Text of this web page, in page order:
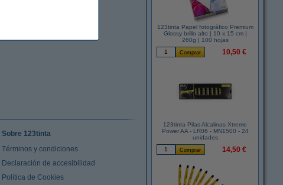
123tinta Papel fotográfico Premium
Glossy brillo alto | 10 x 15 cm |
260g | 100 hojas
10,50 €
123tinta Pilas Alcalinas Xtreme
Power AA - LR06 - MN1500 - 24
unidades
14,50 €
Sobre 123tinta
Términos y condiciones
Declaración de accesibilidad
Política de Cookies